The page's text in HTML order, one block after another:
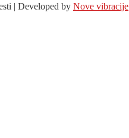
| Developed by Nove vibracije